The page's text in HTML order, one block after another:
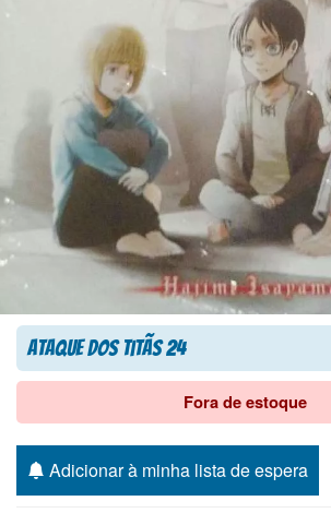
Ataque dos Titãs 24
Fora de estoque
Adicionar à minha lista de espera